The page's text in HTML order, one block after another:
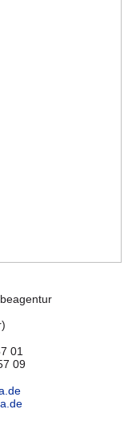
01
09